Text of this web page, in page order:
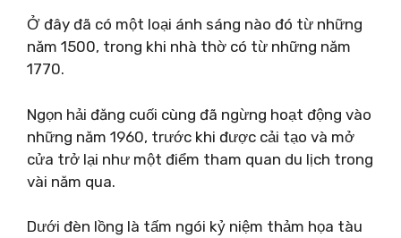
Ở đây đã có một loại ánh sáng nào đó từ những
năm 1500, trong khi nhà thờ có từ những năm
1770.
Ngọn hải đăng cuối cùng đã ngừng hoạt động vào
những năm 1960, trước khi được cải tạo và mở
cửa trở lại như một điểm tham quan du lịch trong
vài năm qua.
Dưới đèn lồng là tấm ngói kỷ niệm thảm họa tàu